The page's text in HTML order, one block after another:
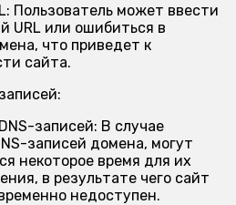
Пользователь может ввести
URL или ошибиться в
что приведет к
сайта.
записей: В случае
записей домена, могут
некоторое время для их
в результате чего сайт
недоступен.